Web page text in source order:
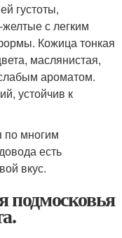
густоты,
с легким
Кожица тонкая
маслянистая,
ароматом.
устойчив к
по многим
есть
вкус.
подмосковья